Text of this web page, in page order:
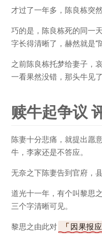
才过了一年多，陈良栋突
巧的是，陈良栋死的同一
字长得清晰了，赫然就是“
之前陈良栋托梦给妻子，
一看果然没错，那头牛见
赎牛起争议
陈妻十分悲痛，就提出愿
牛，李家还是不答应。
无奈之下陈妻告到官府，
道光十一年，有个叫黎思
三个字清晰可见。
黎思之由此对 因果报应